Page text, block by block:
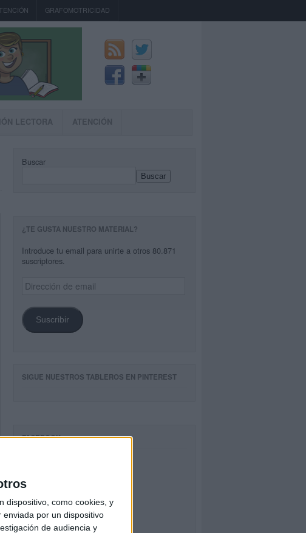
dispositivo, como cookies, y
por un dispositivo
de audiencia y
GRAFOMOTRICIDAD
LECTORA ATENCIÓN
Buscar
Buscar
¿TE GUSTA NUESTRO MATERIAL?
Introduce tu email para unirte a otros 80.871
suscriptores.
Dirección
de
Suscribir
SIGUE NUESTROS TABLEROS EN PINTEREST
FACEBOOK